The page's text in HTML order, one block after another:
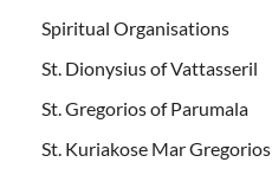
Spiritual Organisations
St. Dionysius of Vattasseril
St. Gregorios of Parumala
St. Kuriakose Mar Gregorios